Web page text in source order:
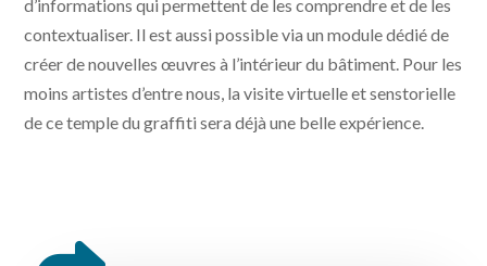
d’informations qui permettent de les comprendre et de les
contextualiser. Il est aussi possible via un module dédié de
créer de nouvelles œuvres à l’intérieur du bâtiment. Pour les
moins artistes d’entre nous, la visite virtuelle et senstorielle
de ce temple du graffiti sera déjà une belle expérience.